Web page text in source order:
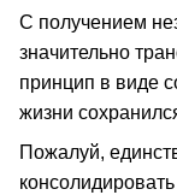
С получением
значительно
принцип в виде
жизни
Пожалуй,